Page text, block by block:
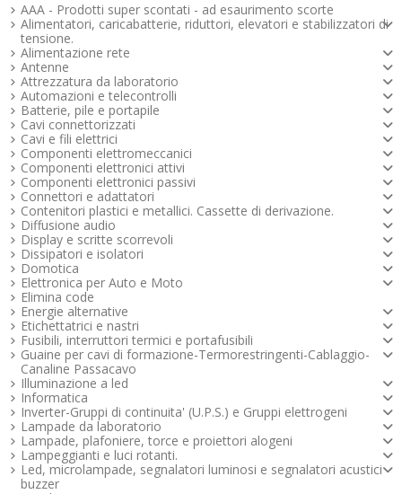
AAA - Prodotti super scontati - ad esaurimento scorte
Alimentatori, caricabatterie, riduttori, elevatori e stabilizzatori di
tensione.
Alimentazione rete
Antenne
Attrezzatura da laboratorio
Automazioni e telecontrolli
Batterie, pile e portapile
Cavi connettorizzati
Cavi e fili elettrici
Componenti elettromeccanici
Componenti elettronici attivi
Componenti elettronici passivi
Connettori e adattatori
Contenitori plastici e metallici. Cassette di derivazione.
Diffusione audio
Display e scritte scorrevoli
Dissipatori e isolatori
Domotica
Elettronica per Auto e Moto
Elimina code
Energie alternative
Etichettatrici e nastri
Fusibili, interruttori termici e portafusibili
Guaine per cavi di formazione-Termorestringenti-Cablaggio-
Canaline Passacavo
Illuminazione a led
Informatica
Inverter-Gruppi di continuita' (U.P.S.) e Gruppi elettrogeni
Lampade da laboratorio
Lampade, plafoniere, torce e proiettori alogeni
Lampeggianti e luci rotanti.
Led, microlampade, segnalatori luminosi e segnalatori acustici -
buzzer